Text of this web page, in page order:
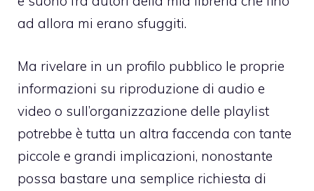
ad allora mi erano sfuggiti.
Ma rivelare in un profilo pubblico le proprie
informazioni su riproduzione di audio e
video o sull’organizzazione delle playlist
potrebbe è tutta un altra faccenda con tante
piccole e grandi implicazioni, nonostante
possa bastare una semplice richiesta di